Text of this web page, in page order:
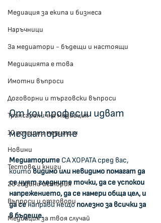
Медиация за екипа и бизнеса
Наръчници
За медиатори - бъдещи и настоящи
Медиацията е това
Имотни въпроси
Договорни и търговски въпроси
Трансгранична медиация
10 успешни медиации
Новини
Тестове и книги
20 години история
Въпроси и отговори
Медиация за твоя случай
От кои професии идват
медиаторите
Медиаторите СА ХОРАТА сред вас,
които видимо или невидимо помагат да
се чуят гледните точки, да се успокои
напрежението, да се намери обща цел, и
да се направи нещо полезно за всички за
в бъдеще.